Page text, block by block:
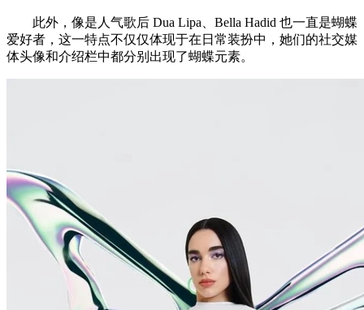
此外，像是人气歌后 Dua Lipa、Bella Hadid 也一直是蝴蝶
爱好者，这一特点不仅仅体现于在日常装扮中，她们的社交媒
体头像和介绍栏中都分别出现了蝴蝶元素。